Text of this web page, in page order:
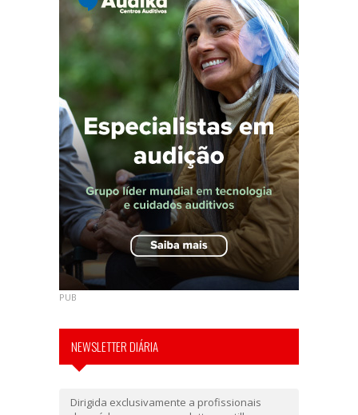
PUB
NEWSLETTER DIÁRIA
Dirigida exclusivamente a profissionais